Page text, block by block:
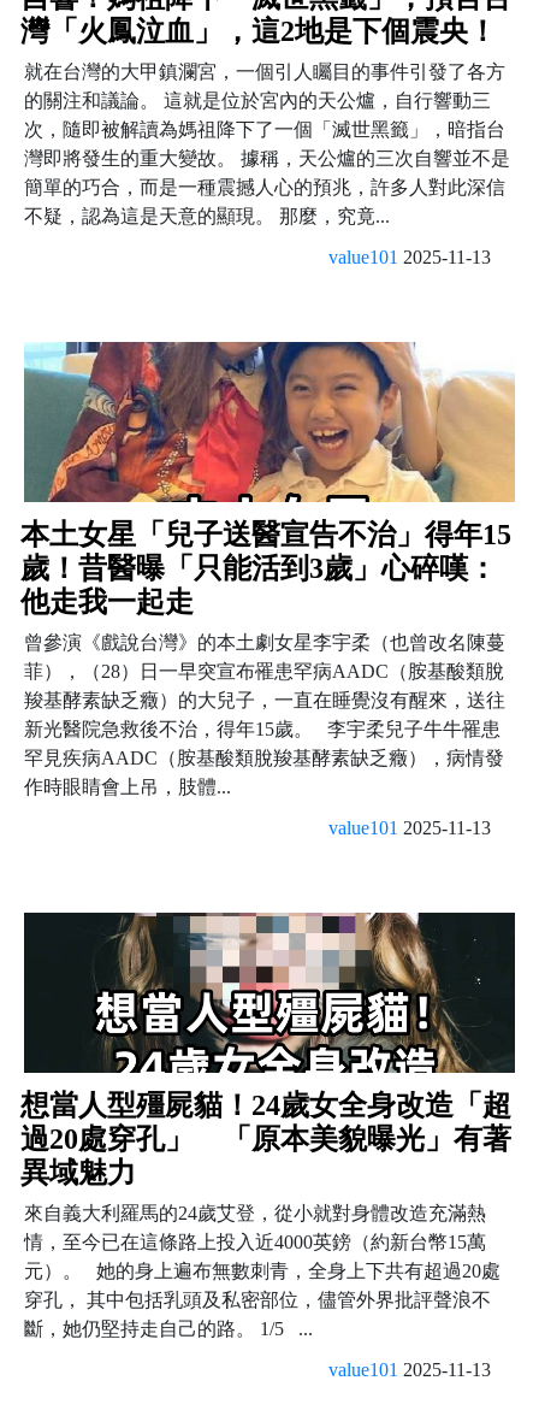
灣「火鳳泣血」，這2地是下個震央！
就在台灣的大甲鎮瀾宮，一個引人矚目的事件引發了各方
的關注和議論。 這就是位於宮內的天公爐，自行響動三
次，隨即被解讀為媽祖降下了一個「滅世黑籤」，暗指台
灣即將發生的重大變故。 據稱，天公爐的三次自響並不是
簡單的巧合，而是一種震撼人心的預兆，許多人對此深信
不疑，認為這是天意的顯現。 那麼，究竟...
value101 2025-11-13
本土女星「兒子送醫宣告不治」得年15
歲！昔醫曝「只能活到3歲」心碎嘆：
他走我一起走
曾參演《戲說台灣》的本土劇女星李宇柔（也曾改名陳蔓
菲），（28）日一早突宣布罹患罕病AADC（胺基酸類脫
羧基酵素缺乏癥）的大兒子，一直在睡覺沒有醒來，送往
新光醫院急救後不治，得年15歲。 李宇柔兒子牛牛罹患
罕見疾病AADC（胺基酸類脫羧基酵素缺乏癥），病情發
作時眼睛會上吊，肢體...
value101 2025-11-13
想當人型殭屍貓！24歲女全身改造「超
過20處穿孔」 「原本美貌曝光」有著
異域魅力
來自義大利羅馬的24歲艾登，從小就對身體改造充滿熱
情，至今已在這條路上投入近4000英鎊（約新台幣15萬
元）。 她的身上遍布無數刺青，全身上下共有超過20處
穿孔， 其中包括乳頭及私密部位，儘管外界批評聲浪不
斷，她仍堅持走自己的路。 1/5 ...
value101 2025-11-13